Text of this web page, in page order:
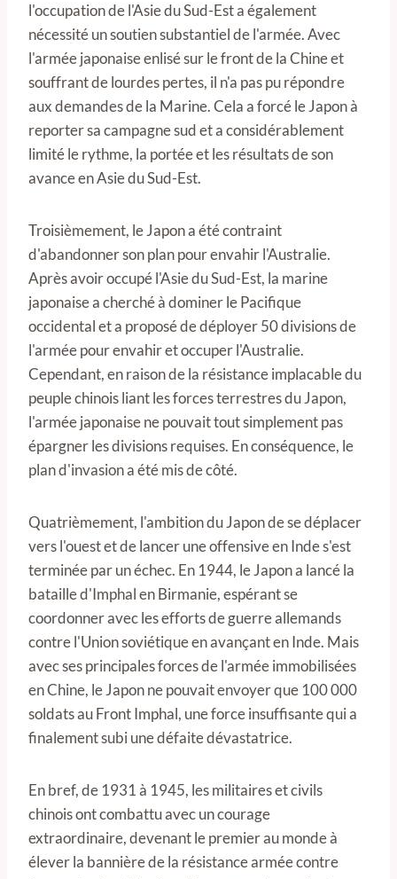
l'occupation de l'Asie du Sud-Est a également
nécessité un soutien substantiel de l'armée. Avec
l'armée japonaise enlisé sur le front de la Chine et
souffrant de lourdes pertes, il n'a pas pu répondre
aux demandes de la Marine. Cela a forcé le Japon à
reporter sa campagne sud et a considérablement
limité le rythme, la portée et les résultats de son
avance en Asie du Sud-Est.
Troisièmement, le Japon a été contraint
d'abandonner son plan pour envahir l'Australie.
Après avoir occupé l'Asie du Sud-Est, la marine
japonaise a cherché à dominer le Pacifique
occidental et a proposé de déployer 50 divisions de
l'armée pour envahir et occuper l'Australie.
Cependant, en raison de la résistance implacable du
peuple chinois liant les forces terrestres du Japon,
l'armée japonaise ne pouvait tout simplement pas
épargner les divisions requises. En conséquence, le
plan d'invasion a été mis de côté.
Quatrièmement, l'ambition du Japon de se déplacer
vers l'ouest et de lancer une offensive en Inde s'est
terminée par un échec. En 1944, le Japon a lancé la
bataille d'Imphal en Birmanie, espérant se
coordonner avec les efforts de guerre allemands
contre l'Union soviétique en avançant en Inde. Mais
avec ses principales forces de l'armée immobilisées
en Chine, le Japon ne pouvait envoyer que 100 000
soldats au Front Imphal, une force insuffisante qui a
finalement subi une défaite dévastatrice.
En bref, de 1931 à 1945, les militaires et civils
chinois ont combattu avec un courage
extraordinaire, devenant le premier au monde à
élever la bannière de la résistance armée contre